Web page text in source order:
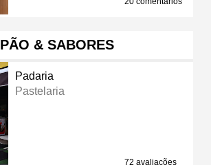
PÃO & SABORES
Padaria
Pastelaria
72 avaliações